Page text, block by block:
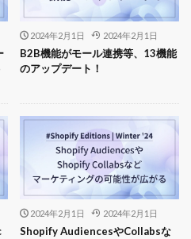
2024年2月1日 2024年2月1日
B2B機能がモール連携等、13機能
のアップデート！
2024年2月1日 2024年2月1日
Shopify AudiencesやCollabsな